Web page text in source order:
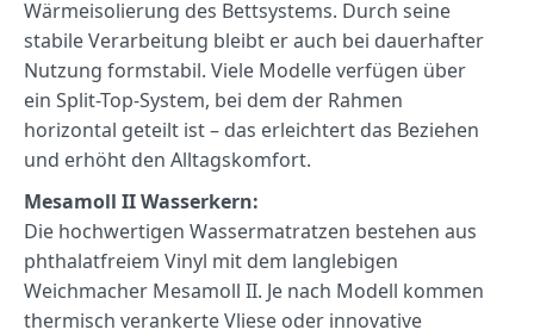
Wärmeisolierung des Bettsystems. Durch seine
stabile Verarbeitung bleibt er auch bei dauerhafter
Nutzung formstabil. Viele Modelle verfügen über
ein Split-Top-System, bei dem der Rahmen
horizontal geteilt ist – das erleichtert das Beziehen
und erhöht den Alltagskomfort.
Mesamoll II Wasserkern:
Die hochwertigen Wassermatratzen bestehen aus
phthalatfreiem Vinyl mit dem langlebigen
Weichmacher Mesamoll II. Je nach Modell kommen
thermisch verankerte Vliese oder innovative